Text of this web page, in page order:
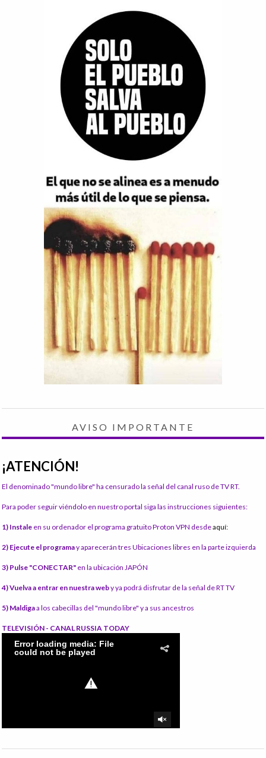
AVISO IMPORTANTE
¡ATENCIÓN!
El denominado "mundo libre" ha censurado la señal del canal ruso de TV RT.
Para poder seguir viéndolo en nuestro portal siga las instrucciones siguientes:
1) Instale en su ordenador el programa gratuito Proton VPN desdeaquí:
2) Ejecute el programay aparecerán tres Ubicaciones libres en la parte izquierda
3) Pulse "CONECTAR" en la ubicación JAPÓN
4) Vuelva a entrar en nuestra weby ya podrá disfrutar de la señal de RT TV
5) Maldigaa los cabecillas del "mundo libre" y a sus ancestros
TELEVISIÓN - CANAL RUSSIA TODAY